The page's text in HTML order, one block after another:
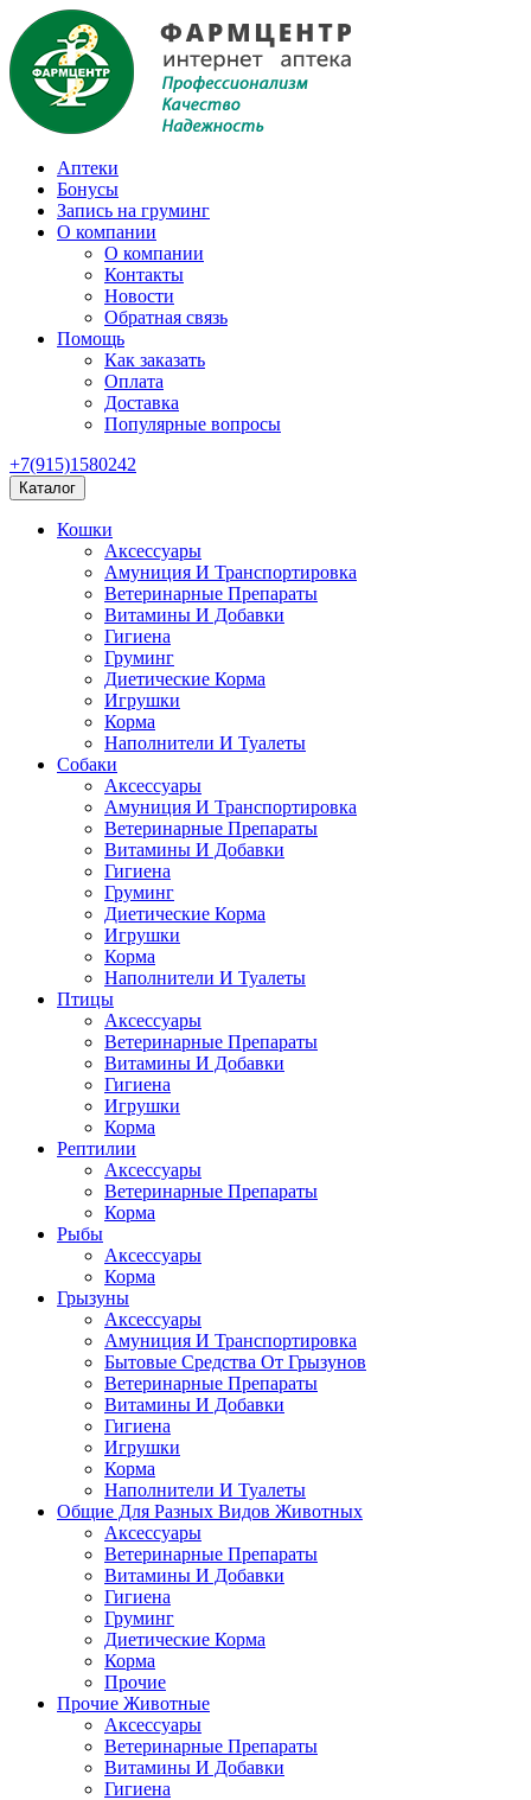
Аптеки
Бонусы
Запись на груминг
О компании
О компании
Контакты
Новости
Обратная связь
Помощь
Как заказать
Оплата
Доставка
Популярные вопросы
+7(915)1580242
Каталог
Кошки
Аксессуары
Амуниция И Транспортировка
Ветеринарные Препараты
Витамины И Добавки
Гигиена
Груминг
Диетические Корма
Игрушки
Корма
Наполнители И Туалеты
Собаки
Аксессуары
Амуниция И Транспортировка
Ветеринарные Препараты
Витамины И Добавки
Гигиена
Груминг
Диетические Корма
Игрушки
Корма
Наполнители И Туалеты
Птицы
Аксессуары
Ветеринарные Препараты
Витамины И Добавки
Гигиена
Игрушки
Корма
Рептилии
Аксессуары
Ветеринарные Препараты
Корма
Рыбы
Аксессуары
Корма
Грызуны
Аксессуары
Амуниция И Транспортировка
Бытовые Средства От Грызунов
Ветеринарные Препараты
Витамины И Добавки
Гигиена
Игрушки
Корма
Наполнители И Туалеты
Общие Для Разных Видов Животных
Аксессуары
Ветеринарные Препараты
Витамины И Добавки
Гигиена
Груминг
Диетические Корма
Корма
Прочие
Прочие Животные
Аксессуары
Ветеринарные Препараты
Витамины И Добавки
Гигиена